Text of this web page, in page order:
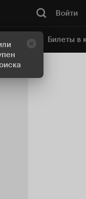
Войти
Билеты в